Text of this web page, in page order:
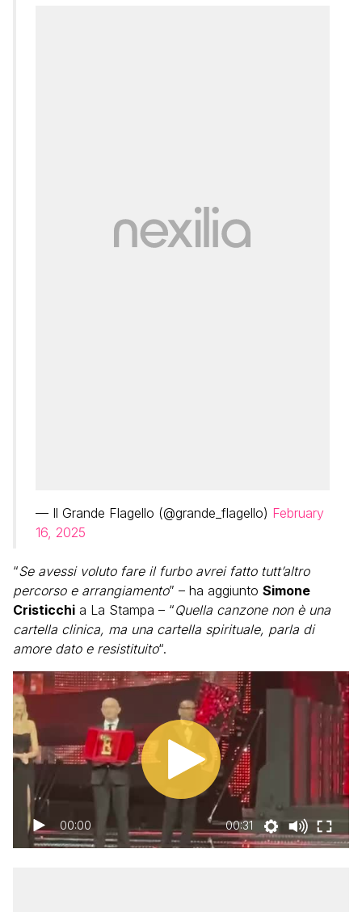
— Il Grande Flagello (@grande_flagello) February
16, 2025
“Se avessi voluto fare il furbo avrei fatto tutt’altro
percorso e arrangiamento” – ha aggiunto Simone
Cristicchi a La Stampa – “Quella canzone non è una
cartella clinica, ma una cartella spirituale, parla di
amore dato e resistituito“.
00:00 00:31